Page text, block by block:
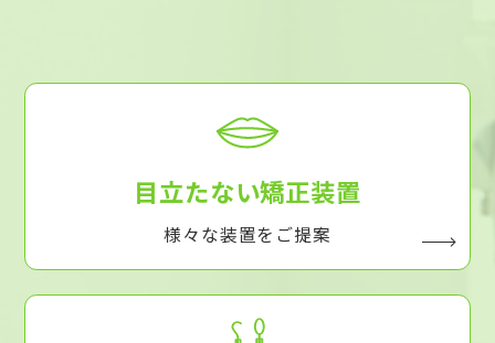
目立たない矯正装置
様々な装置をご提案